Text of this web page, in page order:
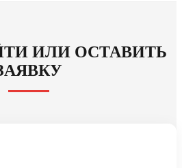
ИЛИ ОСТАВИТЬ